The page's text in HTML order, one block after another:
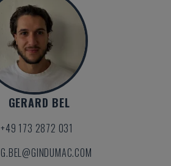
GERARD BEL
+49 173 2872 031
G.BEL@GINDUMAC.COM